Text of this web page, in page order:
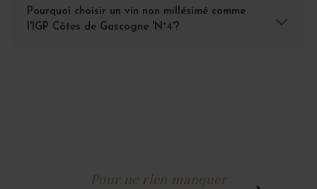
Pourquoi choisir un vin non millésimé comme
l'IGP Côtes de Gascogne 'N°4'?
Pour ne rien manquer